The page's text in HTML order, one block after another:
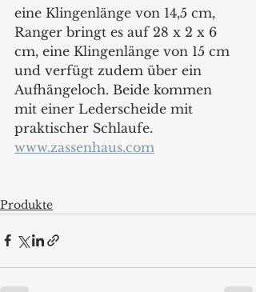
eine Klingenlänge von 14,5 cm,
Ranger bringt es auf 28 x 2 x 6
cm, eine Klingenlänge von 15 cm
und verfügt zudem über ein
Aufhängeloch. Beide kommen
mit einer Lederscheide mit
praktischer Schlaufe.
www.zassenhaus.com
Produkte